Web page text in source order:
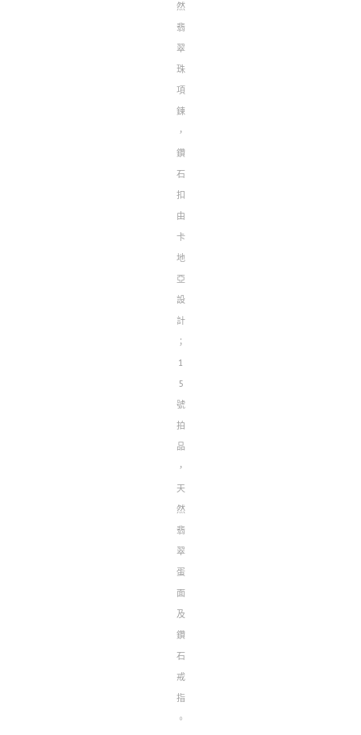
然
翡
翠
珠
項
鍊
，
鑽
石
扣
由
卡
地
亞
設
計
；
1
5
號
拍
品
，
天
然
翡
翠
蛋
面
及
鑽
石
戒
指
。